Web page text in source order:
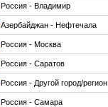
Россия - Владимир
Азербайджан - Нефтечала
Россия - Москва
Россия - Саратов
Россия - Другой город/регион
Россия - Самара